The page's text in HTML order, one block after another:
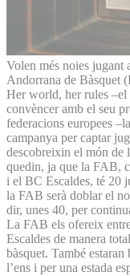
Volen més noies jugant
Andorrana de Bàsquet
Her world, her rules –el
convèncer amb el seu
federacions europees
campanya per captar
descobreixin el món de
quedin, ja que la FAB,
i el BC Escaldes, té 20
la FAB serà doblar el
dir, unes 40, per
La FAB els ofereix
Escaldes de manera
bàsquet. També
l’ens i per una estada